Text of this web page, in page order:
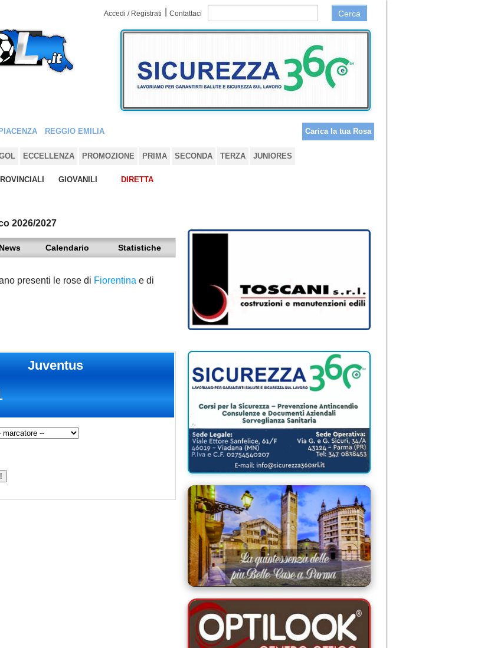
Accedi / Registrati Contattaci Cerca
PIACENZA REGGIO EMILIA Carica la tua Rosa
ECCELLENZA PROMOZIONE PRIMA SECONDA TERZA JUNIORES
GIOVANILI DIRETTA
2026/2027
News Calendario Statistiche
presenti le rose di Fiorentina e di
Juventus